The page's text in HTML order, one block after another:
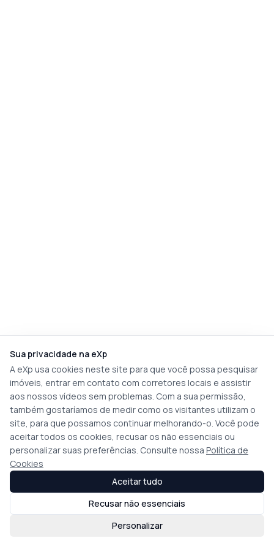
Sua privacidade na eXp
A eXp usa cookies neste site para que você possa pesquisar
imóveis, entrar em contato com corretores locais e assistir
aos nossos vídeos sem problemas. Com a sua permissão,
também gostaríamos de medir como os visitantes utilizam o
site, para que possamos continuar melhorando-o. Você pode
aceitar todos os cookies, recusar os não essenciais ou
personalizar suas preferências. Consulte nossa Política de
Cookies
Personalizar
Recusar não essenciais
Aceitar tudo